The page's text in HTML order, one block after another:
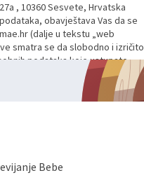
, 10360 Sesvete, Hrvatska
obavještava Vas da se
(dalje u tekstu „web
smatra se da slobodno i izričito
podataka koje ustupate
komunikacije na Vaš upit
davanju podataka te ovu Izjavu
osobne podatke u jednu od
koju možete pročitati
osobnih podataka od
Bebe